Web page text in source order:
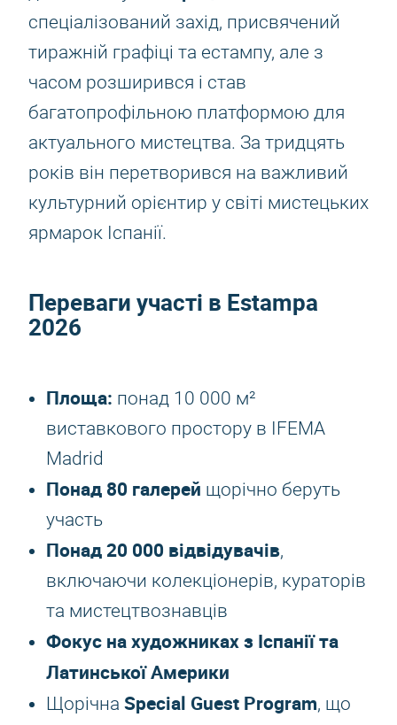
спеціалізований захід, присвячений
тиражній графіці та естампу, але з
часом розширився і став
багатопрофільною платформою для
актуального мистецтва. За тридцять
років він перетворився на важливий
культурний орієнтир у світі мистецьких
ярмарок Іспанії.
Переваги участі в Estampa
2026
Площа: понад 10 000 м²
виставкового простору в IFEMA
Madrid
Понад 80 галерей щорічно беруть
участь
Понад 20 000 відвідувачів,
включаючи колекціонерів, кураторів
та мистецтвознавців
Фокус на художниках з Іспанії та
Латинської Америки
Щорічна Special Guest Program, що